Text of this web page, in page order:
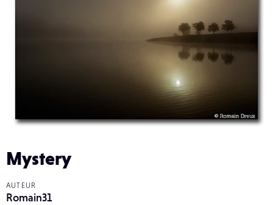
Mystery
AUTEUR
Romain31